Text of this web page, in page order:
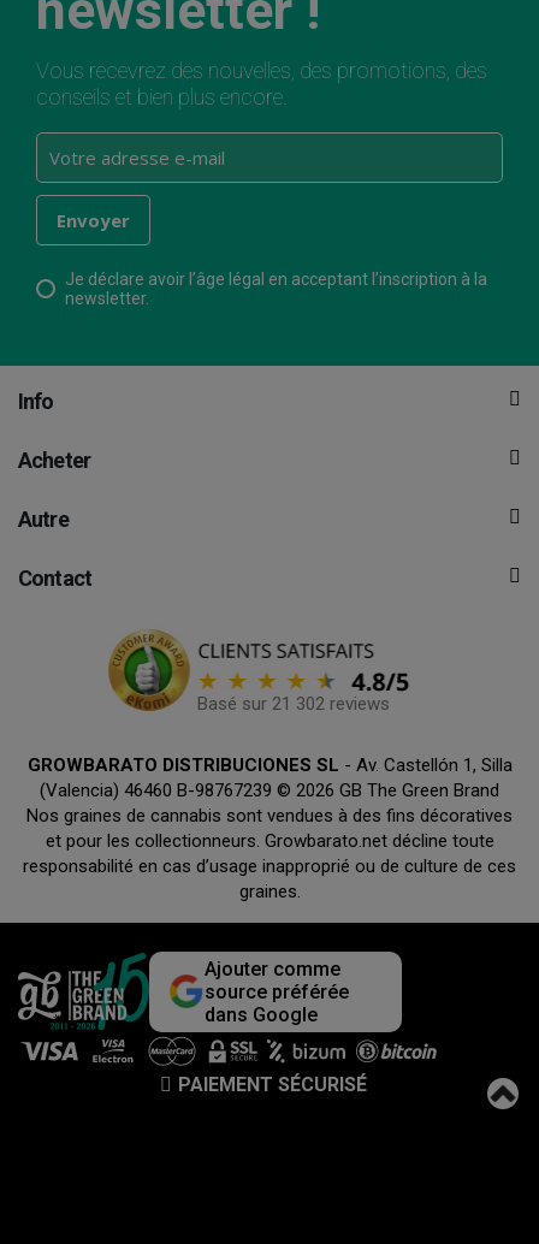
Vous recevrez des nouvelles, des promotions, des
conseils et bien plus encore.
Je déclare avoir l’âge légal en acceptant l’inscription à la
newsletter.
Info
Acheter
Autre
Contact
Basé sur 21 302 reviews
GROWBARATO DISTRIBUCIONES SL - Av. Castellón 1, Silla
(Valencia) 46460 B-98767239 © 2026 GB The Green Brand
Nos graines de cannabis sont vendues à des fins décoratives
et pour les collectionneurs. Growbarato.net décline toute
responsabilité en cas d’usage inapproprié ou de culture de ces
graines.
Ajouter comme
source préférée
dans Google
PAIEMENT SÉCURISÉ